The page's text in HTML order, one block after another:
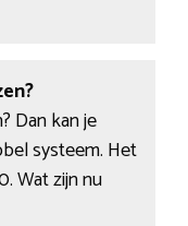
Dan kan je
systeem. Het
Wat zijn nu